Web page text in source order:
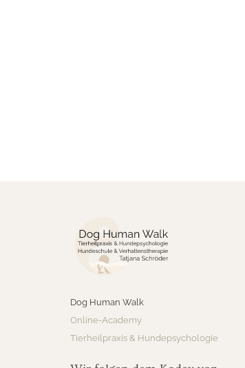
Dog Human Walk
Online-Academy
Tierheilpraxis & Hundepsychologie